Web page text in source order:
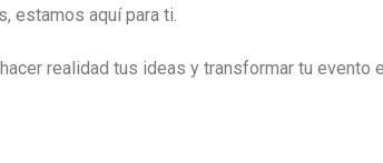
estamos aquí para ti.
realidad tus ideas y transformar tu evento